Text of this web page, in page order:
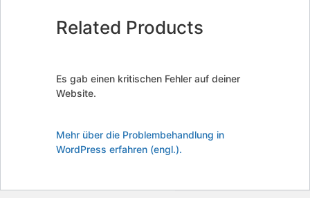
Related Products
Es gab einen kritischen Fehler auf deiner
Website.
Mehr über die Problembehandlung in
WordPress erfahren (engl.).